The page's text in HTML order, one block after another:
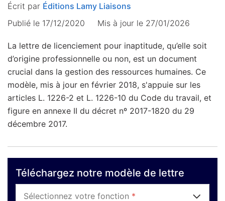
Écrit par Éditions Lamy Liaisons
Publié le 17/12/2020
Mis à jour le 27/01/2026
La lettre de licenciement pour inaptitude, qu’elle soit
d’origine professionnelle ou non, est un document
crucial dans la gestion des ressources humaines. Ce
modèle, mis à jour en février 2018, s'appuie sur les
articles L. 1226-2 et L. 1226-10 du Code du travail, et
figure en annexe II du décret nº 2017-1820 du 29
décembre 2017.
Téléchargez notre modèle de lettre
Sélectionnez votre fonction *